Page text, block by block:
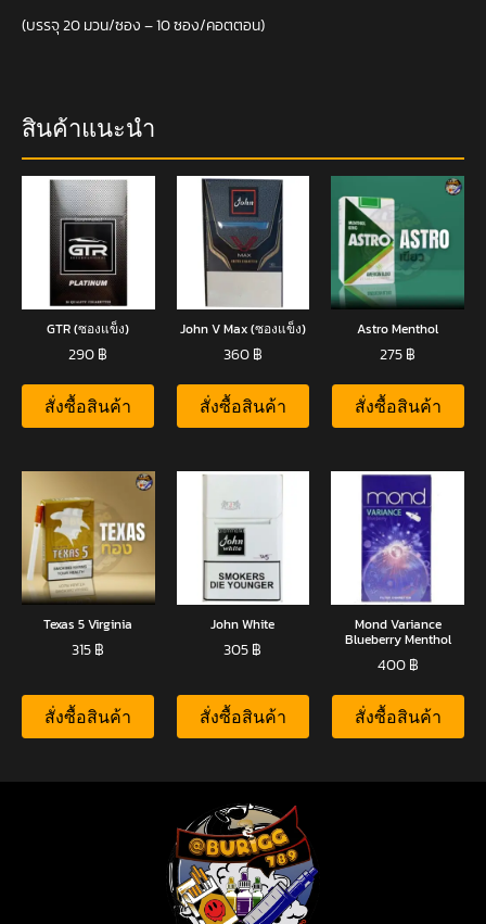
(บรรจุ 20 มวน/ซอง – 10 ซอง/คอตตอน)
สินค้าแนะนำ
GTR (ซองแข็ง)
290฿
สั่งซื้อสินค้า
John V Max (ซองแข็ง)
360฿
สั่งซื้อสินค้า
Astro Menthol
275฿
สั่งซื้อสินค้า
Texas 5 Virginia
315฿
สั่งซื้อสินค้า
John White
305฿
สั่งซื้อสินค้า
Mond Variance
Blueberry Menthol
400฿
สั่งซื้อสินค้า